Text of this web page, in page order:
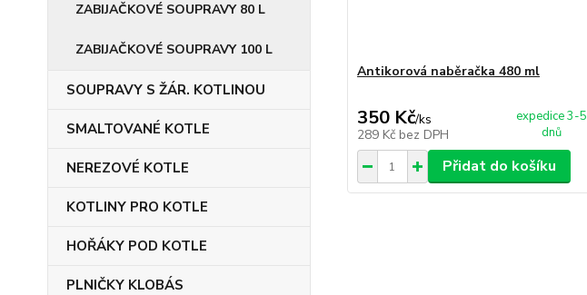
ZABIJAČKOVÉ SOUPRAVY 80 L
ZABIJAČKOVÉ SOUPRAVY 100 L
SOUPRAVY S ŽÁR. KOTLINOU
SMALTOVANÉ KOTLE
NEREZOVÉ KOTLE
KOTLINY PRO KOTLE
HOŘÁKY POD KOTLE
PLNIČKY KLOBÁS
Antikorová naběračka 480 ml
350 Kč/ks
289 Kč bez DPH
expedice 3-5
dnů
Přidat do košíku